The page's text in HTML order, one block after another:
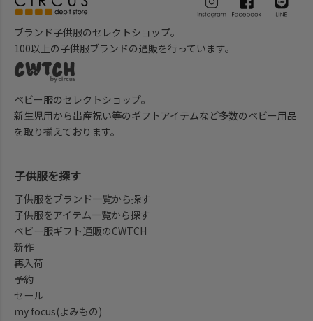
ブランド子供服のセレクトショップ。
100以上の子供服ブランドの通販を行っています。
ベビー服のセレクトショップ。
新生児用から出産祝い等のギフトアイテムなど多数のベビー用品
を取り揃えております。
子供服を探す
子供服をブランド一覧から探す
子供服をアイテム一覧から探す
ベビー服ギフト通販のCWTCH
新作
再入荷
予約
セール
my focus(よみもの)